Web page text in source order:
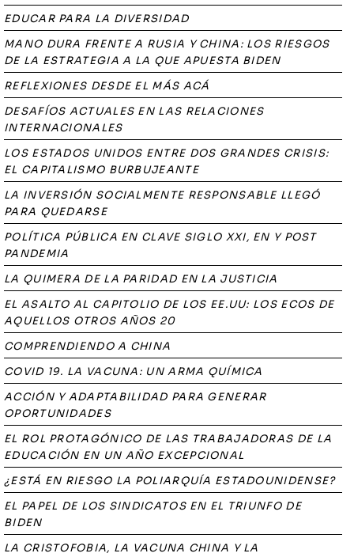
EDUCAR PARA LA DIVERSIDAD
MANO DURA FRENTE A RUSIA Y CHINA: LOS RIESGOS
DE LA ESTRATEGIA A LA QUE APUESTA BIDEN
REFLEXIONES DESDE EL MÁS ACÁ
DESAFÍOS ACTUALES EN LAS RELACIONES
INTERNACIONALES
LOS ESTADOS UNIDOS ENTRE DOS GRANDES CRISIS:
EL CAPITALISMO BURBUJEANTE
LA INVERSIÓN SOCIALMENTE RESPONSABLE LLEGÓ
PARA QUEDARSE
POLÍTICA PÚBLICA EN CLAVE SIGLO XXI, EN Y POST
PANDEMIA
LA QUIMERA DE LA PARIDAD EN LA JUSTICIA
EL ASALTO AL CAPITOLIO DE LOS EE.UU: LOS ECOS DE
AQUELLOS OTROS AÑOS 20
COMPRENDIENDO A CHINA
COVID 19. LA VACUNA: UN ARMA QUÍMICA
ACCIÓN Y ADAPTABILIDAD PARA GENERAR
OPORTUNIDADES
EL ROL PROTAGÓNICO DE LAS TRABAJADORAS DE LA
EDUCACIÓN EN UN AÑO EXCEPCIONAL
¿ESTÁ EN RIESGO LA POLIARQUÍA ESTADOUNIDENSE?
EL PAPEL DE LOS SINDICATOS EN EL TRIUNFO DE
BIDEN
LA CRISTOFOBIA, LA VACUNA CHINA Y LA